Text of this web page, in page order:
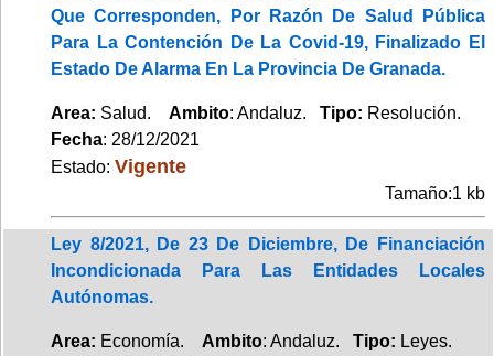
Que Corresponden, Por Razón De Salud Pública
Para La Contención De La Covid-19, Finalizado El
Estado De Alarma En La Provincia De Granada.
Area: Salud. Ambito: Andaluz. Tipo: Resolución.
Fecha: 28/12/2021
Estado: Vigente
Tamaño:1 kb
Ley 8/2021, De 23 De Diciembre, De Financiación
Incondicionada Para Las Entidades Locales
Autónomas.
Area: Economía. Ambito: Andaluz. Tipo: Leyes.